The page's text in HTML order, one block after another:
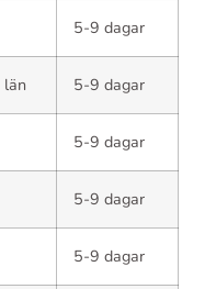
5-9 dagar
län 5-9 dagar
5-9 dagar
5-9 dagar
5-9 dagar